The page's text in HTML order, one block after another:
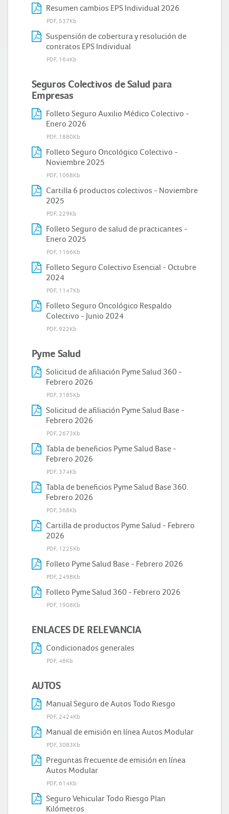
Resumen cambios EPS Individual 2026
PDF, 537Kb
Suspensión de cobertura y resolución de
contratos EPS Individual
PDF, 164Kb
Seguros Colectivos de Salud para
Empresas
Folleto Seguro Auxilio Médico Colectivo -
Enero 2026
PDF, 1880Kb
Folleto Seguro Oncológico Colectivo -
Noviembre 2025
PDF, 1068Kb
Cartilla 6 productos colectivos - Noviembre
2025
PDF, 229Kb
Folleto Seguro de salud de practicantes -
Enero 2025
PDF, 1166Kb
Folleto Seguro Colectivo Esencial - Octubre
2024
PDF, 1147Kb
Folleto Seguro Oncológico Respaldo
Colectivo - Junio 2024
PDF, 922Kb
Pyme Salud
Solicitud de afiliación Pyme Salud 360 -
Febrero 2026
PDF, 3185Kb
Solicitud de afiliación Pyme Salud Base -
Febrero 2026
PDF, 2673Kb
Tabla de beneficios Pyme Salud Base -
Febrero 2026
PDF, 374Kb
Tabla de beneficios Pyme Salud Base 360.
Febrero 2026
PDF, 368Kb
Cartilla de productos Pyme Salud - Febrero
2026
PDF, 1225Kb
Folleto Pyme Salud Base - Febrero 2026
PDF, 2498Kb
Folleto Pyme Salud 360 - Febrero 2026
PDF, 1908Kb
ENLACES DE RELEVANCIA
Condicionados generales
PDF, 48Kb
AUTOS
Manual Seguro de Autos Todo Riesgo
PDF, 2424Kb
Manual de emisión en línea Autos Modular
PDF, 3083Kb
Preguntas frecuente de emisión en línea
Autos Modular
PDF, 614Kb
Seguro Vehicular Todo Riesgo Plan
Kilómetros